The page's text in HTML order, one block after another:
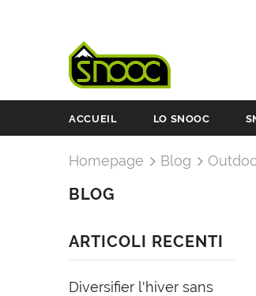
ACCUEIL LO SNOOC
Homepage Blog
BLOG
ARTICOLI RECENTI
Diversifier l'hiver sans